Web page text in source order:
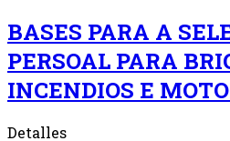
BASES PARA A
PERSOAL PARA
INCENDIOS E
Detalles